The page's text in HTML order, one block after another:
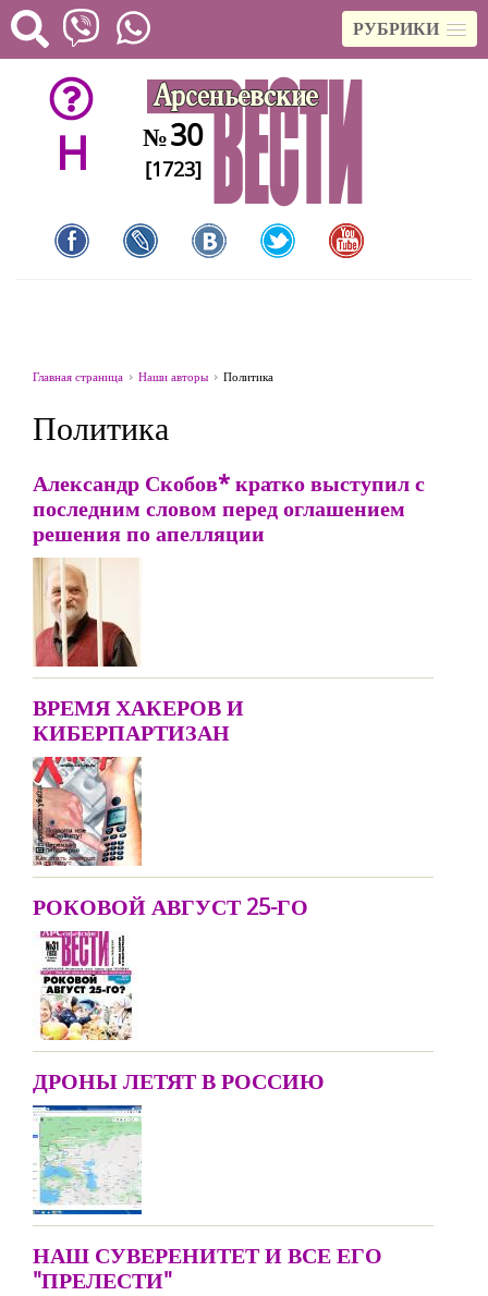
РУБРИКИ
H №30
[1723]
Главная страница Наши авторы Политика
Политика
Александр Скобов* кратко выступил с
последним словом перед оглашением
решения по апелляции
ВРЕМЯ ХАКЕРОВ И
КИБЕРПАРТИЗАН
РОКОВОЙ АВГУСТ 25-ГО
ДРОНЫ ЛЕТЯТ В РОССИЮ
НАШ СУВЕРЕНИТЕТ И ВСЕ ЕГО
"ПРЕЛЕСТИ"